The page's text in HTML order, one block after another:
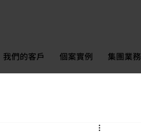
我們的客戶 個案實例 集團業務